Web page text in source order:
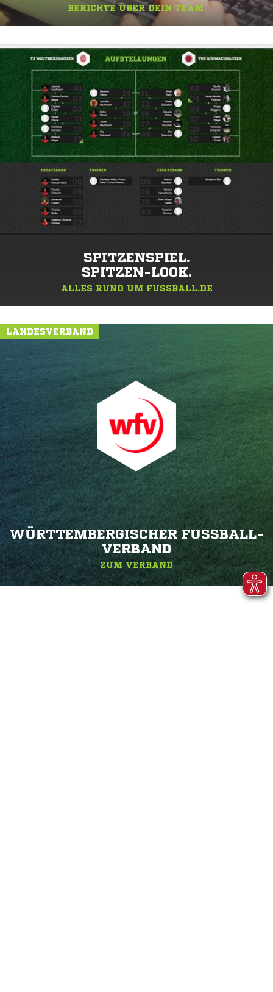
BERICHTE ÜBER DEIN TEAM.
SPITZENSPIEL.
SPITZEN-LOOK.
ALLES RUND UM FUSSBALL.DE
LANDESVERBAND
WÜRTTEMBERGISCHER FUSSBALL-V
ERBAND
ZUM VERBAND